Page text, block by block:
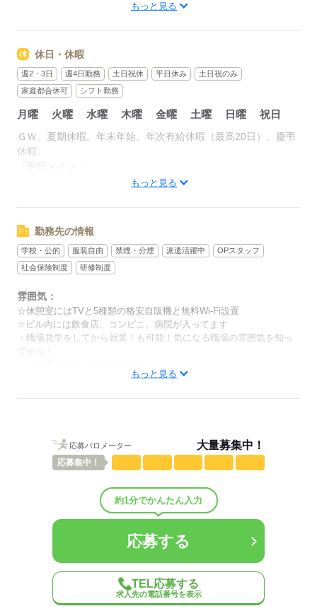
14：00～21：00 など◎
■1日5時間～/週3日～勤務OK
■シフト相談OK
・08：50 ～ 17：00
・09：00 ～ 16：00
＊ショートタイムもOKです
＊週1日～OK
シフトパターンも
豊富にあるのでご希望に併せてご案内可能！
「土日は休みで！」「曜日固定もOK！」
希望をお伝えください♪
ショートタイムで
ご就業いただけるお仕事を
◇土日祝休みOK
◇プライベートと両立もOK
※時間・曜日はお気軽にご相談下さい！
応募する
もっと見る
休日・休暇
週2・3日 週4日勤務 土日祝休 平日休み
土日祝のみ
家庭都合休可
シフト勤務
月曜 火曜 水曜 木曜 金曜 土曜 日曜 祝日
ＧＷ。夏期休暇。年末年始。年次有給休暇（最高20日）。慶弔
休暇。
あなたの希望をご相談ください！まとまった長期休暇も取得可
能♪
もっと見る
勤務先の情報
学校・公的 服装自由 禁煙・分煙 派遣活躍中
OPスタッフ
社会保険制度
研修制度
雰囲気：
☆休憩室にはTVと5種類の格安自販機と無料Wi-Fi設置
☆ビル内には飲食店、コンビニ、病院が入ってます
・職場見学をしてから就業！も可能！気になる職場の雰囲気を知っ
てから！
◇電話対応なし！ チャットオンリーの問合せ対応 ◇残業ほぼなし
×土日祝休み！ システムへの情報入力
事業内容
＜お仕事説明会開催中！！まずは参加だけもOK♪＞
どんなお仕事か気になる方は、まずは説明会にご参加ください♪
参加後に応募するか決めてOK！
従業員数100～299人
応募する
もっと見る
応募バロメーター 大量募集中！
応募集中！
約1分でかんたん入力
応募する
TEL応募する
求人先の電話番号を表示